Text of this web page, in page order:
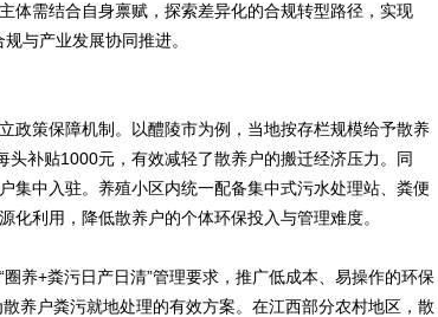
需结合自身禀赋，探索差异化的合规转型路径，实现
与产业发展协同推进。
策保障机制。以醴陵市为例，当地按存栏规模给予散养
头补贴1000元，有效减轻了散养户的搬迁经济压力。同
集中入驻。养殖小区内统一配备集中式污水处理站、粪便
利用，降低散养户的个体环保投入与管理难度。
+粪污日产日清”管理要求，推广低成本、易操作的环保
养户粪污就地处理的有效方案。在江西部分农村地区，散